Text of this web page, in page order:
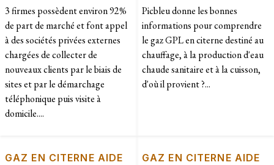
3 firmes possèdent environ 92%
de part de marché et font appel
à des sociétés privées externes
chargées de collecter de
nouveaux clients par le biais de
sites et par le démarchage
téléphonique puis visite à
domicile....
Picbleu donne les bonnes
informations pour comprendre
le gaz GPL en citerne destiné au
chauffage, à la production d'eau
chaude sanitaire et à la cuisson,
d'où il provient ?...
GAZ EN CITERNE AIDE GAZ EN CITERNE AIDE